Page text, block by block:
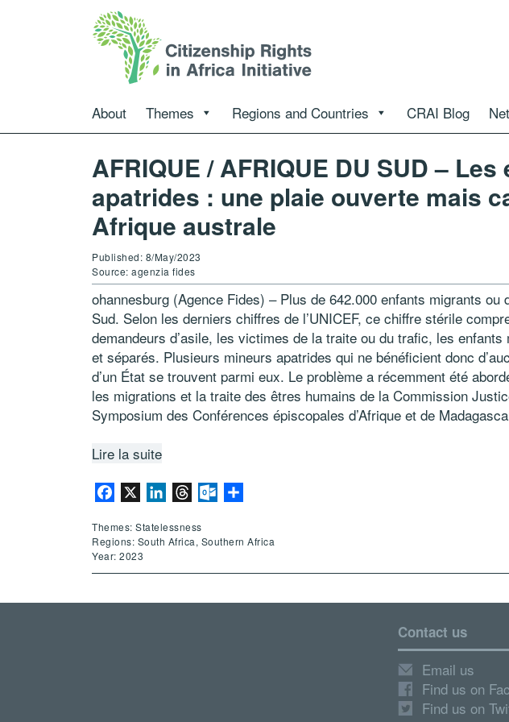
About Themes Regions and Countries CRAI Blog
AFRIQUE / AFRIQUE DU SUD –
apatrides : une plaie ouverte mais
Afrique australe
Published: 8/May/2023
Source: agenzia fides
ohannesburg (Agence Fides) – Plus de 642.000 enfants migrants ou
Sud. Selon les derniers chiffres de l’UNICEF, ce chiffre stérile
demandeurs d’asile, les victimes de la traite ou du trafic, les
et séparés. Plusieurs mineurs apatrides qui ne bénéficient donc
d’un État se trouvent parmi eux. Le problème a récemment été
les migrations et la traite des êtres humains de la Commission
Symposium des Conférences épiscopales d’Afrique et de
Lire la suite
Facebook LinkedInThreadsOutlook.com
Themes: Statelessness
Regions: South Africa, Southern Africa
Year: 2023
Contact us
Email us
Find us on
Find us on